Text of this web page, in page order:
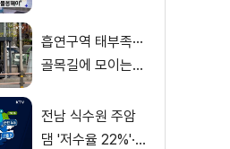
흡연구역 태부족···
골목길에 모이는
전남 식수원 주암
댐 '저수율 22%'···